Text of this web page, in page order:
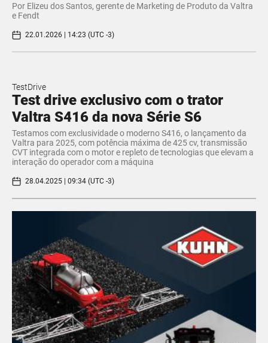
Por Elizeu dos Santos, gerente de Marketing de Produto da Valtra
e Fendt
22.01.2026 | 14:23 (UTC -3)
TestDrive
Test drive exclusivo com o trator
Valtra S416 da nova Série S6
Testamos com exclusividade o moderno S416, o lançamento da
Valtra para 2025, com potência máxima de 425 cv, transmissão
CVT integrada com o motor e repleto de tecnologias que elevam a
interação do operador com a máquina
28.04.2025 | 09:34 (UTC -3)